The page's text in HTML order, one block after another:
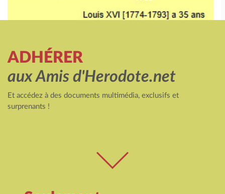
ADHÉRER
aux Amis d'Herodote.net
Et accédez à des documents multimédia, exclusifs et
surprenants !